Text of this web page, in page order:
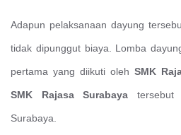
Adapun pelaksanaan dayung
tidak dipunggut biaya. Lomba
pertama yang diikuti oleh SMK
SMK Rajasa Surabaya tersebut
Surabaya.